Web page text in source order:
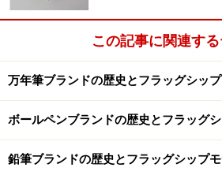
この記事に関連す
万年筆ブランドの歴史とフラッグシッ
ボールペンブランドの歴史とフラッグ
鉛筆ブランドの歴史とフラッグシップ